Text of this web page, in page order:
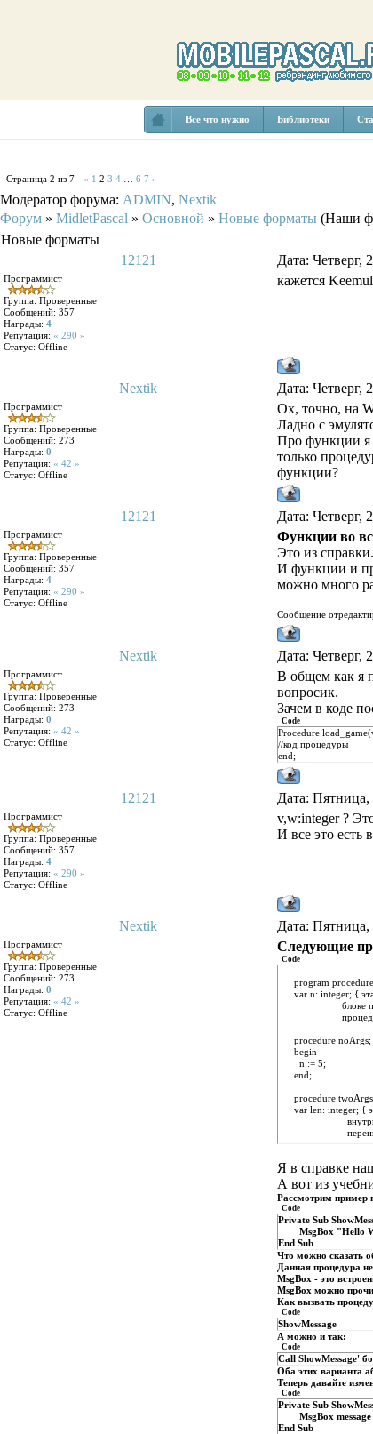
Все что нужно Библиотеки
Страница 2 из 7 « 1 2 3 4 6 7 »
Модератор форума: ADMIN, Nextik
Форум » MidletPascal » Основной » Новые форматы (Наши
Новые форматы
12121
Дата: Четверг,
Программист
Группа: Проверенные
Сообщений: 357
Награды: 4
Репутация: « 290 »
Статус: Offline
кажется
Nextik Дата: Четверг,
Программист
Группа: Проверенные
Сообщений: 273
Награды: 0
Репутация: « 42 »
Статус: Offline
Ох, точно, на
Ладно с
Про функции я
только
функции?
12121 Дата: Четверг,
Программист
Группа: Проверенные
Сообщений: 357
Награды: 4
Репутация: « 290 »
Статус: Offline
Функции во
Это из справки.
И функции и
можно много
Сообщение
Nextik Дата: Четверг,
Программист
Группа: Проверенные
Сообщений: 273
Награды: 0
Репутация: « 42 »
Статус: Offline
В общем как я
вопросик.
Зачем в коде
Code
Procedure
//код процедуры
end;
12121 Дата:
Программист
Группа: Проверенные
Сообщений: 357
Награды: 4
Репутация: « 290 »
Статус: Offline
v,w:integer ?
И все это есть
Nextik Дата:
Программист
Группа: Проверенные
Сообщений: 273
Награды: 0
Репутация: « 42 »
Статус: Offline
Следующие
Code
program
var n: integer; {
блоке
процедурах
procedure
begin
n := 5;
end;
procedure
var len: integer; {
внутри
вызове
len :=
n := a + len;
end;
begin
noArgs; {
twoArgs(n, 'Some
end.
Я в справке
А вот из
Рассмотрим пример
Code
Private Sub
MsgBox "Hello
End Sub
Что можно сказать
Данная процедура
MsgBox - это
MsgBox можно
Как вызвать
Code
ShowMessage
А можно и так:
Code
Call ShowMessage'
Оба этих варианта
Теперь давайте
Code
Private Sub
MsgBox message
End Sub